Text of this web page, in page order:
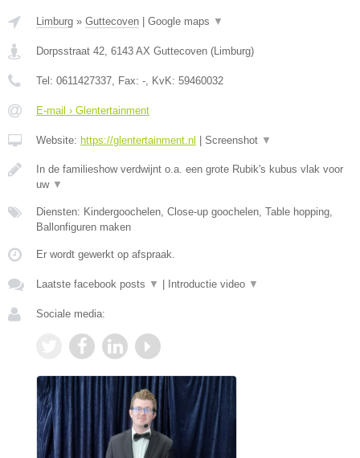
Limburg » Guttecoven Google maps ▼
Dorpsstraat 42, 6143 AX Guttecoven (Limburg)
Tel: 0611427337, Fax: -, KvK: 59460032
E-mail › Glentertainment
Website: https://glentertainment.nl Screenshot ▼
In de familieshow verdwijnt o.a. een grote Rubik's kubus vlak voor
uw ▼
Diensten: Kindergoochelen, Close-up goochelen, Table hopping,
Ballonfiguren maken
Er wordt gewerkt op afspraak.
Laatste facebook posts ▼ Introductie video ▼
Sociale media: